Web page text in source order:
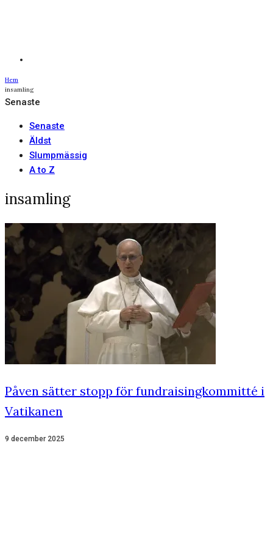
Hem
insamling
Senaste
Senaste
Äldst
Slumpmässig
A to Z
insamling
Påven sätter stopp för fundraisingkommitté i
Vatikanen
9 december 2025